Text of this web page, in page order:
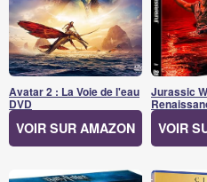
Avatar 2 : La Voie de l'eau
DVD
VOIR SUR AMAZON
Jurassic
VOIR